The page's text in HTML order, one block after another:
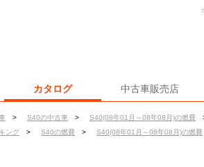
カタログ 中古車販売店
> S40の中古車 > S40(08年01月～08年08月)の燃費
ング > S40の燃費 > S40(08年01月～08年08月)の燃費